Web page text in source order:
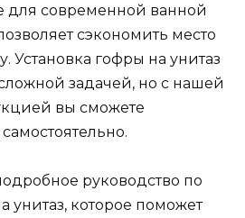
для современной ванной
сэкономить место
Установка гофры на унитаз
задачей, но с нашей
вы сможете
руководство по
унитаз, которое поможет